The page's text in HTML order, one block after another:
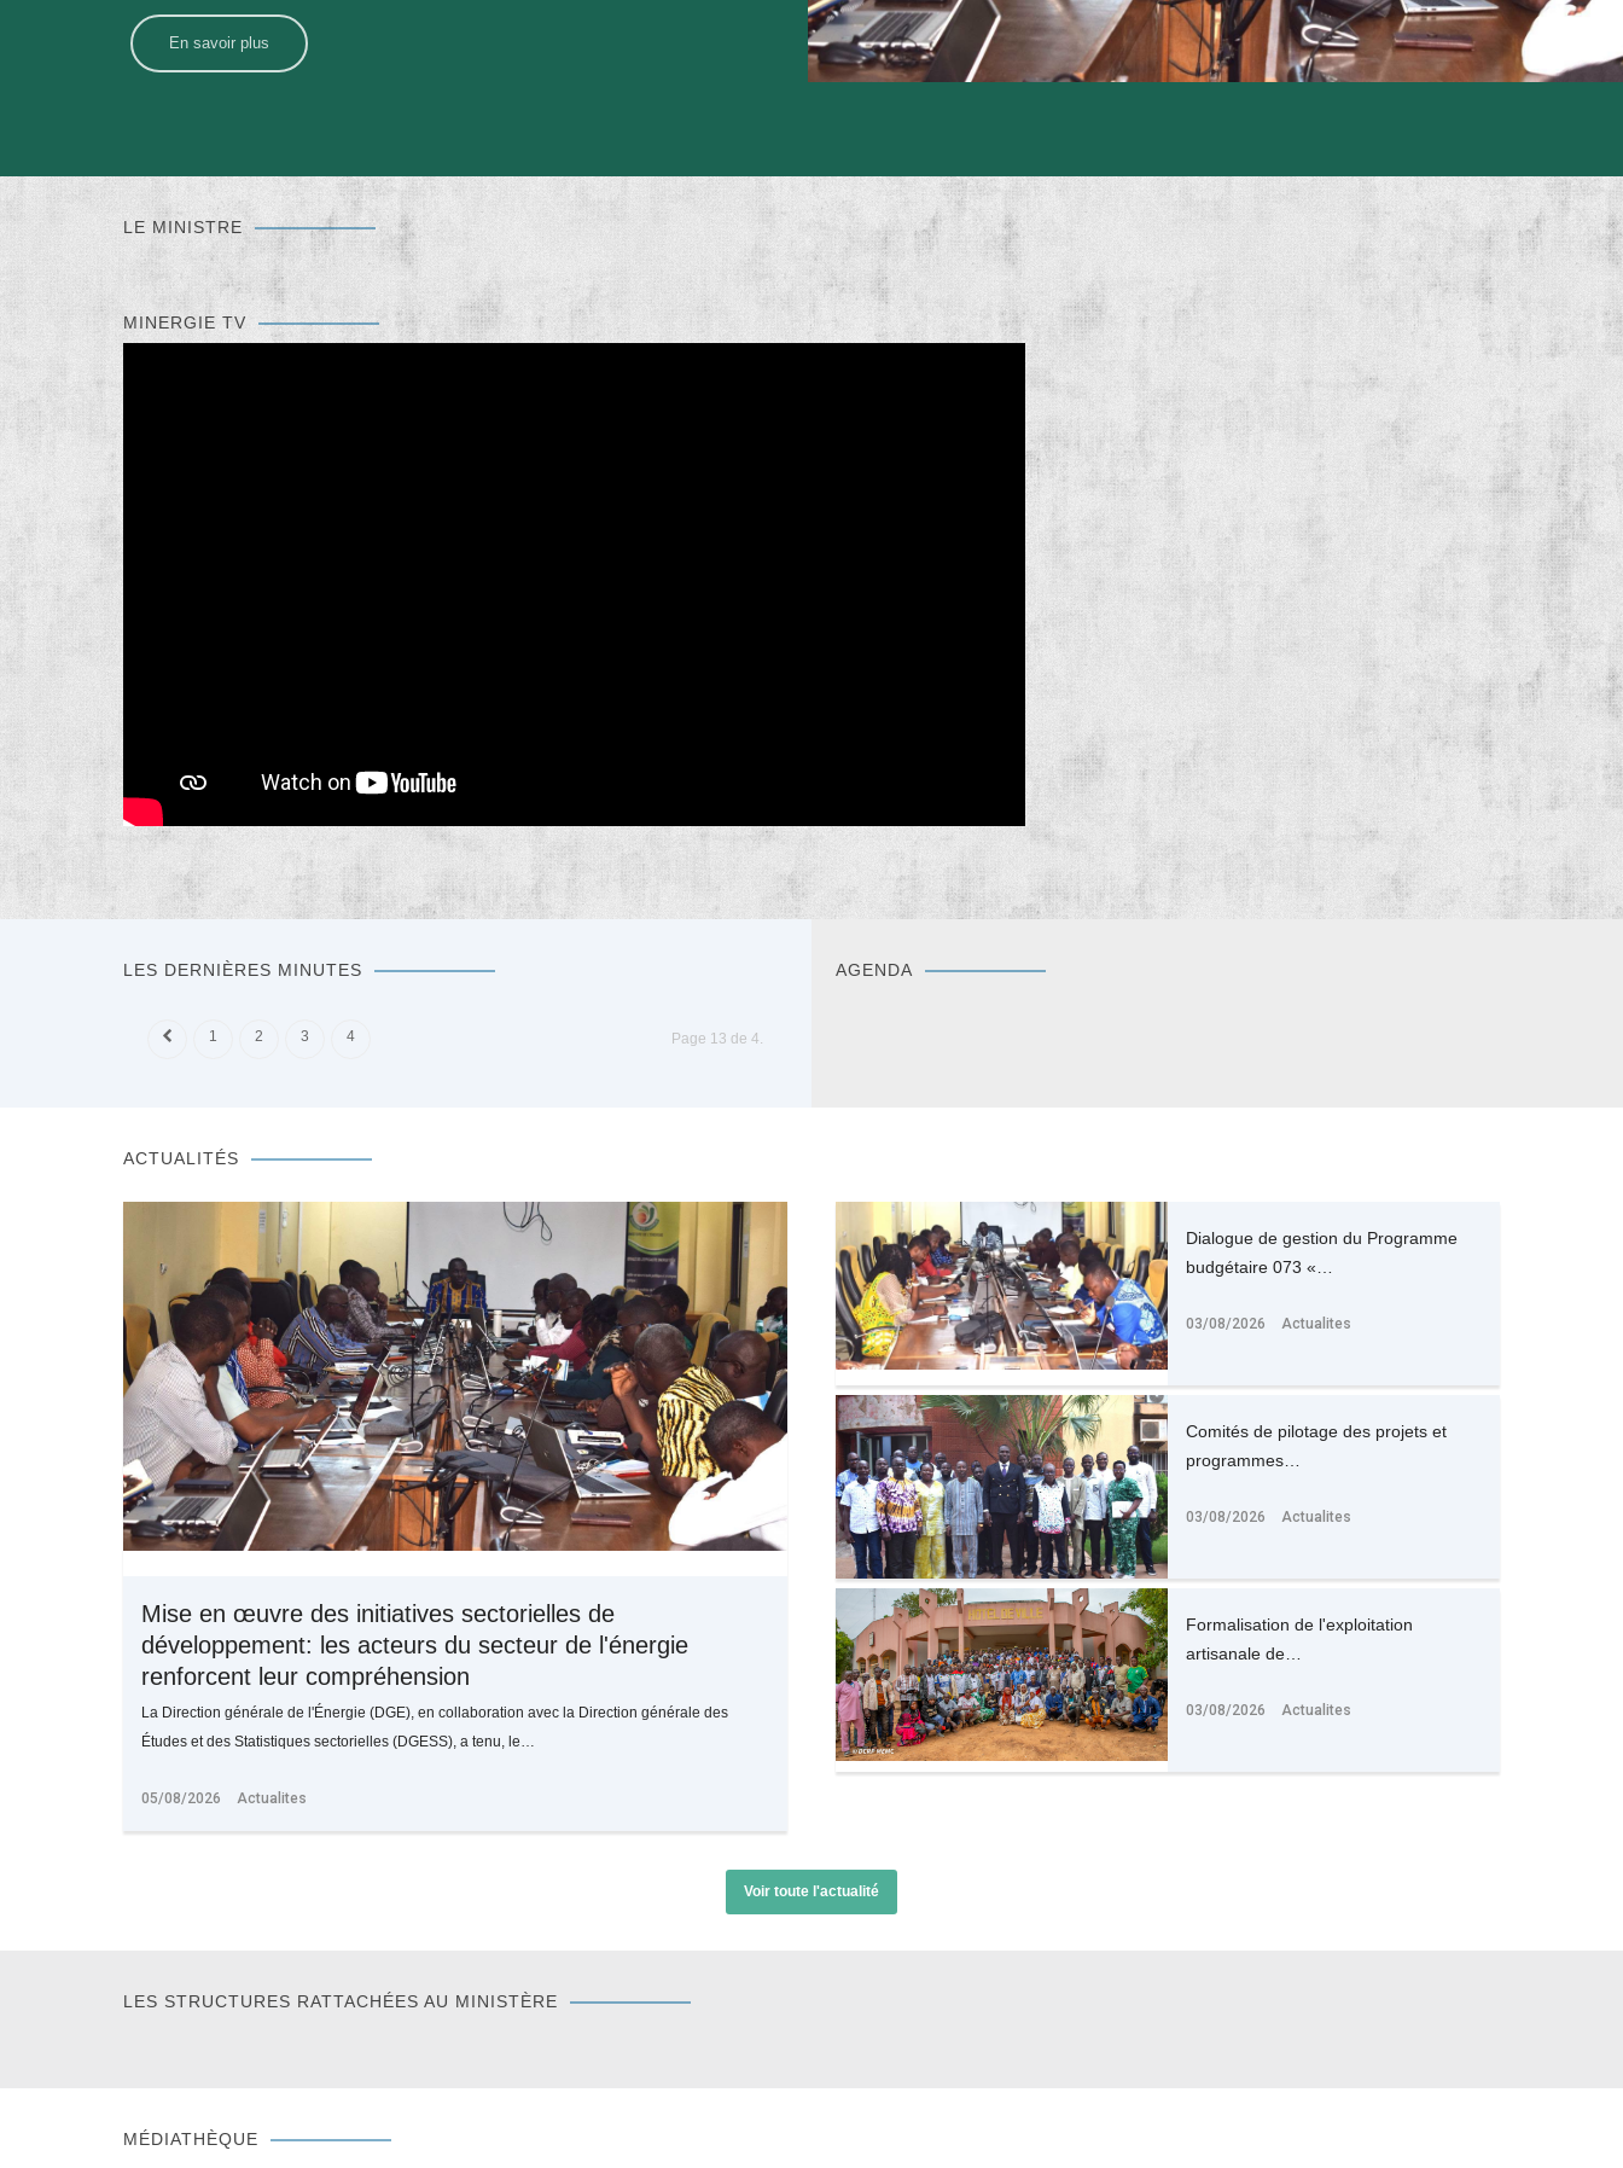
En savoir plus
LE MINISTRE
MINERGIE TV
LES DERNIÈRES MINUTES
Page 13 de 4.
1 2 3 4
AGENDA
ACTUALITÉS
Mise en œuvre des initiatives sectorielles de
développement: les acteurs du secteur de l'énergie
renforcent leur compréhension
La Direction générale de l'Énergie (DGE), en collaboration avec la Direction générale des
Études et des Statistiques sectorielles (DGESS), a tenu, le…
05/08/2026 Actualites
Dialogue de gestion du Programme
budgétaire 073 «…
03/08/2026 Actualites
Comités de pilotage des projets et
programmes…
03/08/2026 Actualites
Formalisation de l'exploitation
artisanale de…
03/08/2026 Actualites
Voir toute l'actualité
LES STRUCTURES RATTACHÉES AU MINISTÈRE
MÉDIATHÈQUE